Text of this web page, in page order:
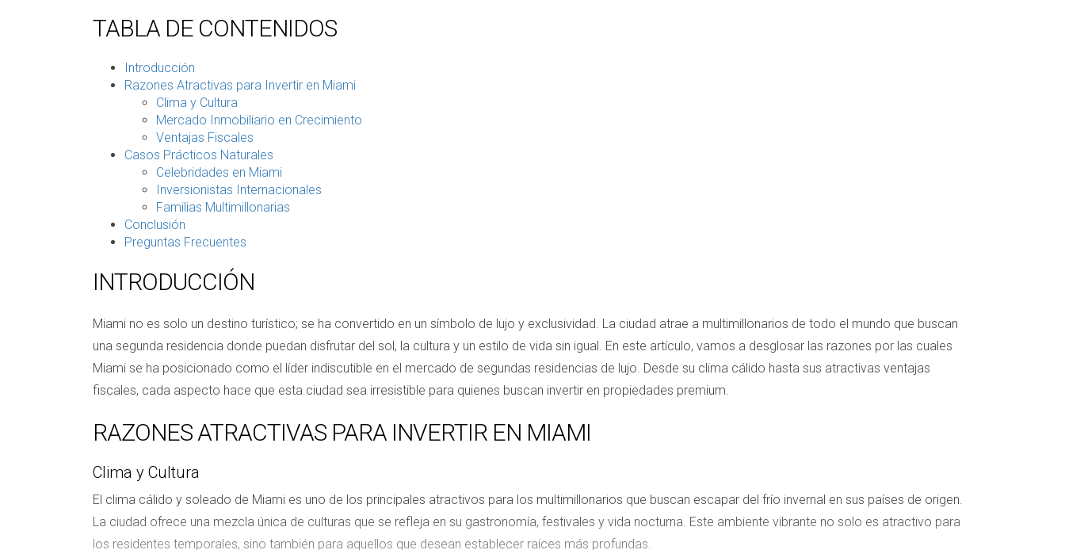
TABLA DE CONTENIDOS
Introducción
Razones Atractivas para Invertir en Miami
Clima y Cultura
Mercado Inmobiliario en Crecimiento
Ventajas Fiscales
Casos Prácticos Naturales
Celebridades en Miami
Inversionistas Internacionales
Familias Multimillonarias
Conclusión
Preguntas Frecuentes
INTRODUCCIÓN
Miami no es solo un destino turístico; se ha convertido en un símbolo de lujo y exclusividad. La ciudad atrae a multimillonarios de todo el mundo que buscan
una segunda residencia donde puedan disfrutar del sol, la cultura y un estilo de vida sin igual. En este artículo, vamos a desglosar las razones por las cuales
Miami se ha posicionado como el líder indiscutible en el mercado de segundas residencias de lujo. Desde su clima cálido hasta sus atractivas ventajas
fiscales, cada aspecto hace que esta ciudad sea irresistible para quienes buscan invertir en propiedades premium.
RAZONES ATRACTIVAS PARA INVERTIR EN MIAMI
Clima y Cultura
El clima cálido y soleado de Miami es uno de los principales atractivos para los multimillonarios que buscan escapar del frío invernal en sus países de origen.
La ciudad ofrece una mezcla única de culturas que se refleja en su gastronomía, festivales y vida nocturna. Este ambiente vibrante no solo es atractivo para
los residentes temporales, sino también para aquellos que desean establecer raíces más profundas.